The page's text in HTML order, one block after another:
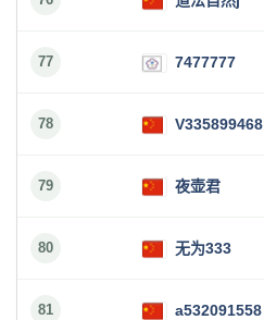
77 7477777
78 V335899468
79 夜壶君
80 无为333
81 a532091558